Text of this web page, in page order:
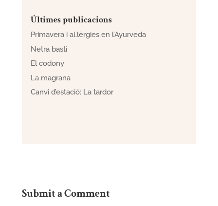
Últimes publicacions
Primavera i al.lèrgies en l’Ayurveda
Netra basti
El codony
La magrana
Canvi d’estació: La tardor
Submit a Comment